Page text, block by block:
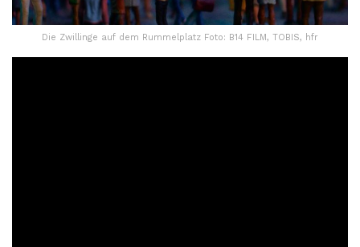
Die Zwillinge auf dem Rummelplatz Foto: B14 FILM, TOBIS, hfr